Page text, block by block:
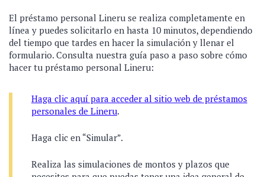
El préstamo personal Lineru se realiza completamente en
línea y puedes solicitarlo en hasta 10 minutos, dependiendo
del tiempo que tardes en hacer la simulación y llenar el
formulario. Consulta nuestra guía paso a paso sobre cómo
hacer tu préstamo personal Lineru:
Haga clic aquí para acceder al sitio web de préstamos
personales de Lineru.
Haga clic en “Simular”.
Realiza las simulaciones de montos y plazos que